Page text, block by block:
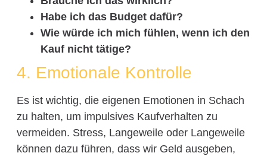
Habe ich das Budget dafür?
Wie würde ich mich fühlen, wenn ich den
Kauf nicht tätige?
4. Emotionale Kontrolle
Es ist wichtig, die eigenen Emotionen in Schach
zu halten, um impulsives Kaufverhalten zu
vermeiden. Stress, Langeweile oder Langeweile
können dazu führen, dass wir Geld ausgeben,